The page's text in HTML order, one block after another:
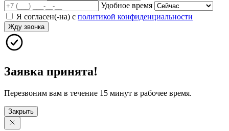
Удобное время
Я согласен(-на) с политикой конфиденциальности
Жду звонка
Заявка принята!
Перезвоним вам в течение 15 минут в рабочее время.
Закрыть